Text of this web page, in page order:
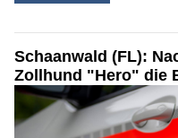
Schaanwald (FL):
Zollhund "Hero" die